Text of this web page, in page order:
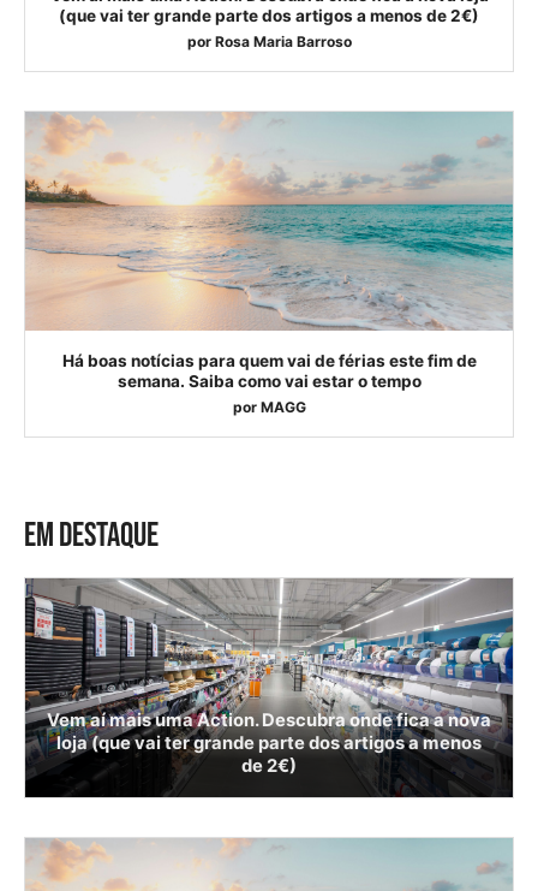
(que vai ter grande parte dos artigos a menos de 2€)
por Rosa Maria Barroso
Há boas notícias para quem vai de férias este fim de
semana. Saiba como vai estar o tempo
por MAGG
EM DESTAQUE
Vem aí mais uma Action. Descubra onde fica a nova
loja (que vai ter grande parte dos artigos a menos
de 2€)